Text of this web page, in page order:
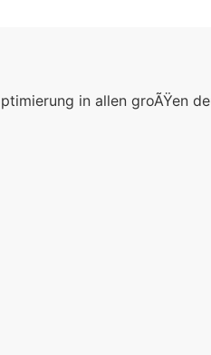
in allen groÃŸen